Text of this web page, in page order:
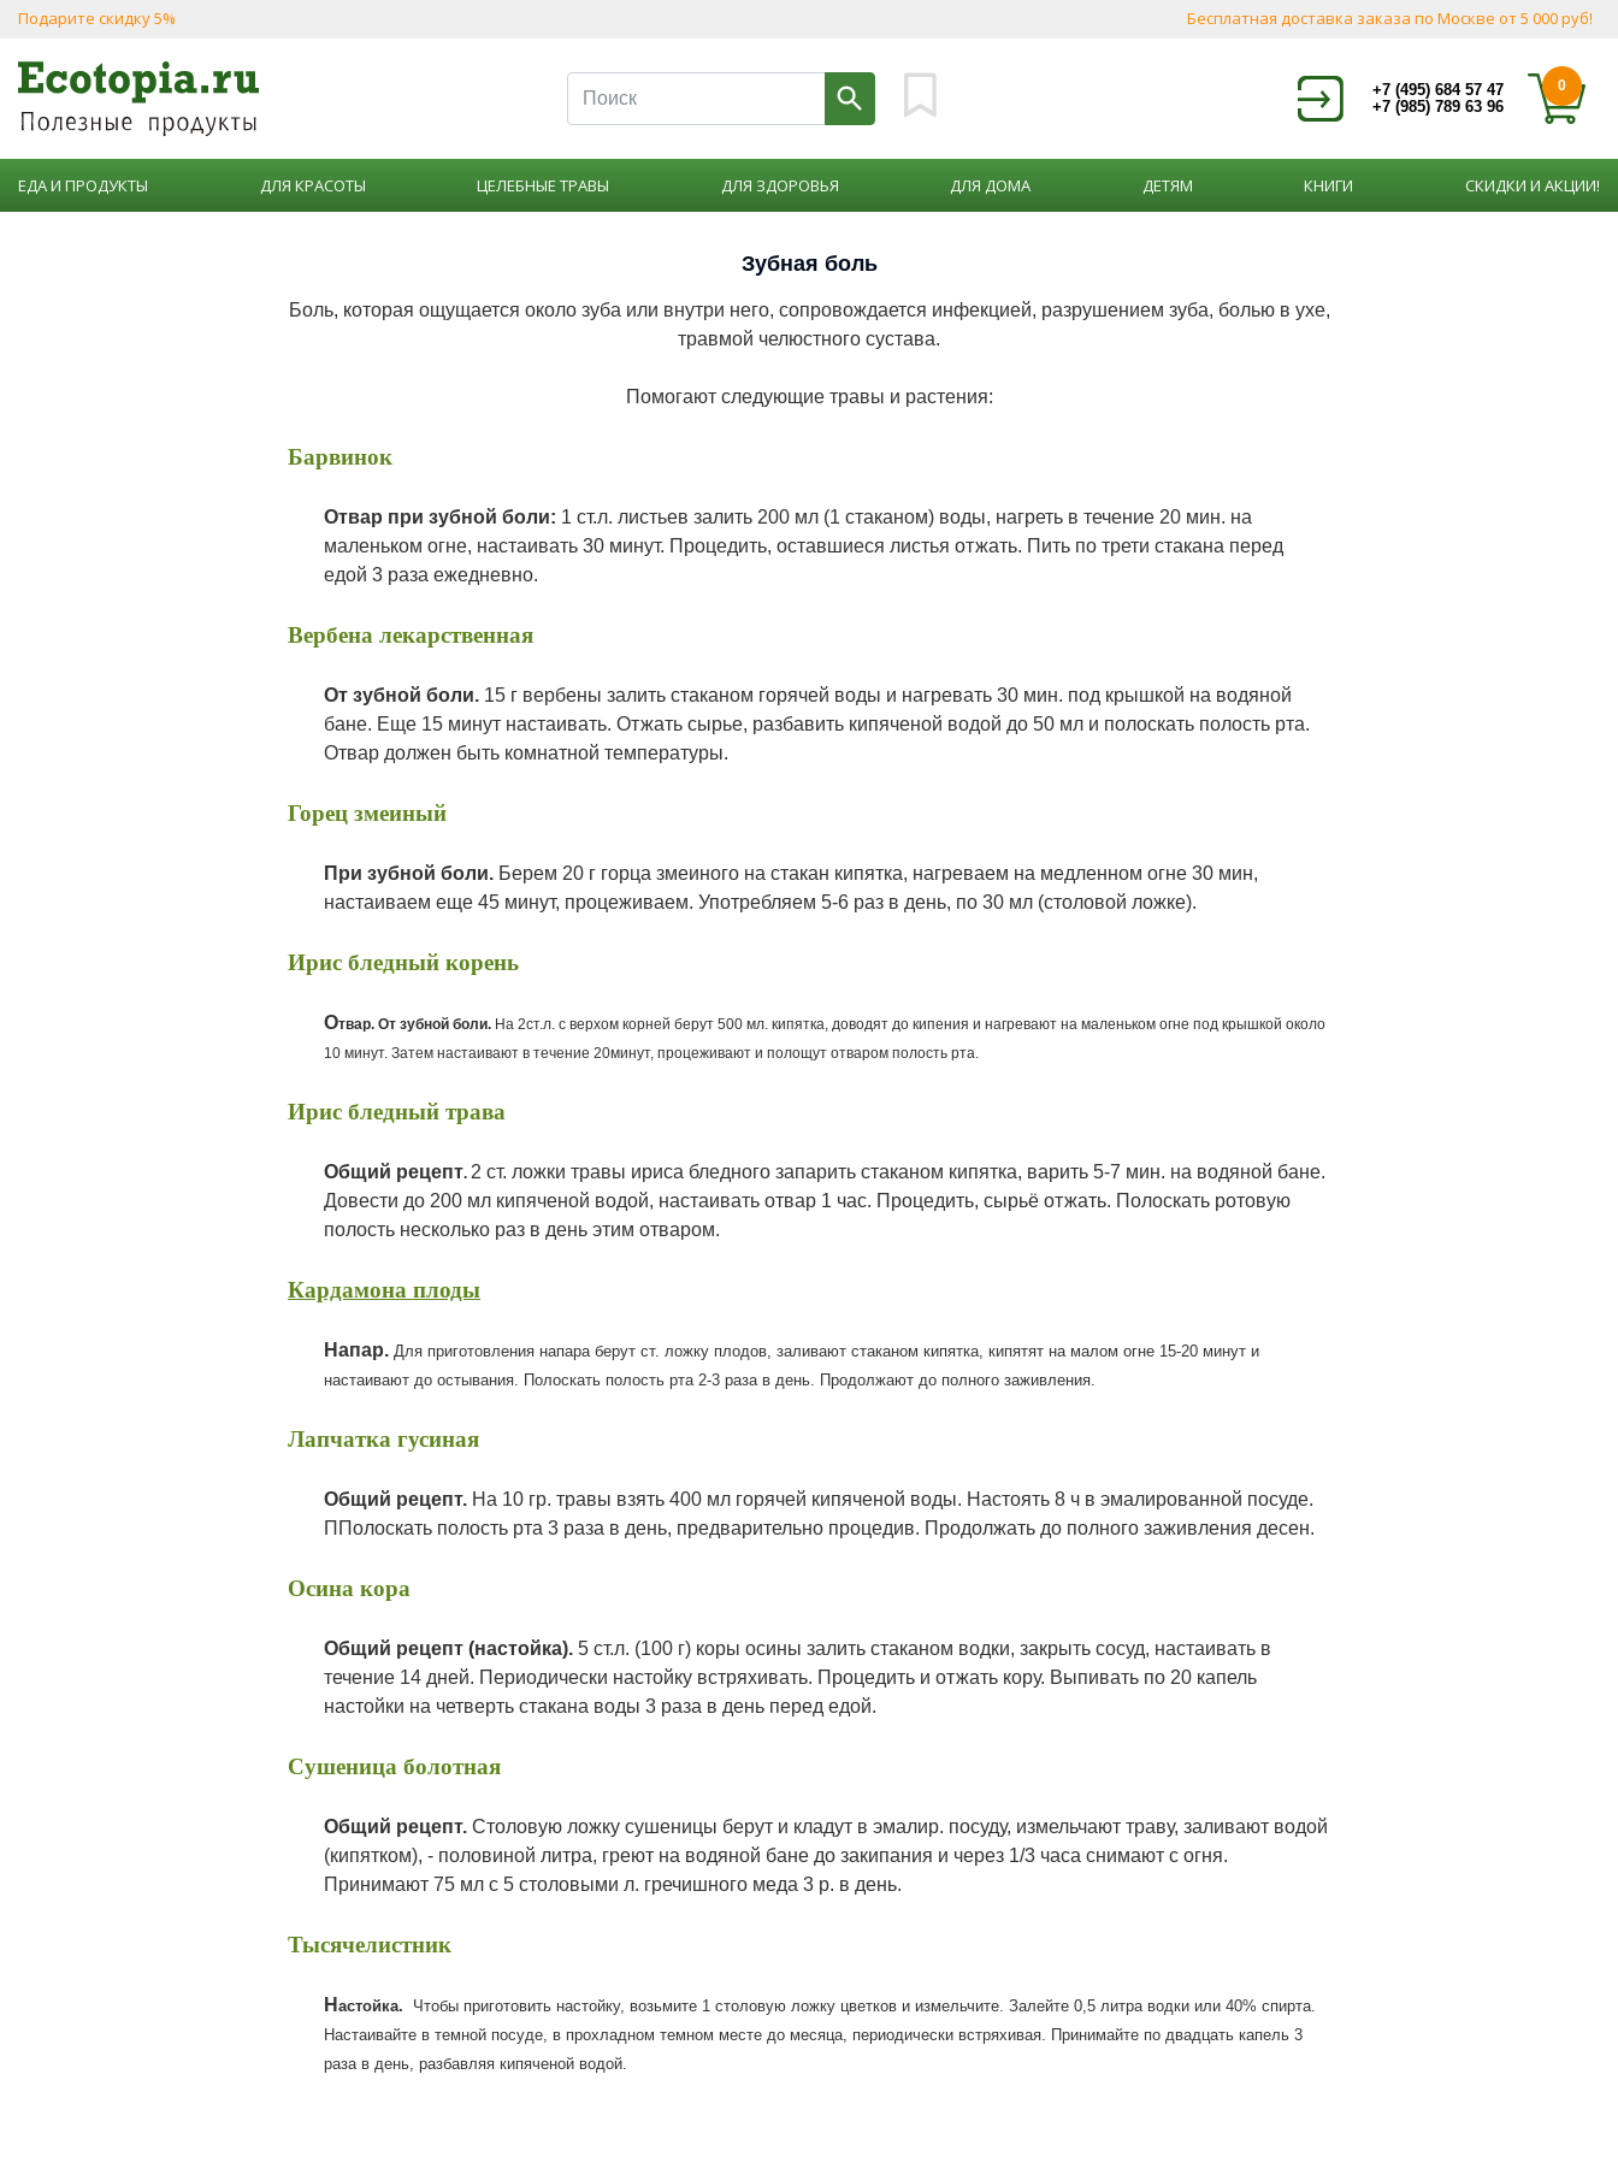
Подарите скидку 5% Бесплатная доставка заказа по Москве от 5 000 руб!
+7 (495) 684 57 47
+7 (985) 789 63 96
0
ЕДА И ПРОДУКТЫ ДЛЯ КРАСОТЫ ЦЕЛЕБНЫЕ ТРАВЫ ДЛЯ ЗДОРОВЬЯ ДЛЯ ДОМА ДЕТЯМ КНИГИ СКИДКИ И АКЦИИ!
Зубная боль
Боль, которая ощущается около зуба или внутри него, сопровождается инфекцией, разрушением зуба, болью в ухе,
травмой челюстного сустава.
Помогают следующие травы и растения:
Барвинок
Отвар при зубной боли: 1 ст.л. листьев залить 200 мл (1 стаканом) воды, нагреть в течение 20 мин. на
маленьком огне, настаивать 30 минут. Процедить, оставшиеся листья отжать. Пить по трети стакана перед
едой 3 раза ежедневно.
Вербена лекарственная
От зубной боли. 15 г вербены залить стаканом горячей воды и нагревать 30 мин. под крышкой на водяной
бане. Еще 15 минут настаивать. Отжать сырье, разбавить кипяченой водой до 50 мл и полоскать полость рта.
Отвар должен быть комнатной температуры.
Горец змеиный
При зубной боли. Берем 20 г горца змеиного на стакан кипятка, нагреваем на медленном огне 30 мин,
настаиваем еще 45 минут, процеживаем. Употребляем 5-6 раз в день, по 30 мл (столовой ложке).
Ирис бледный корень
Отвар. От зубной боли. На 2ст.л. с верхом корней берут 500 мл. кипятка, доводят до кипения и нагревают на маленьком огне под крышкой около
10 минут. Затем настаивают в течение 20минут, процеживают и полощут отваром полость рта.
Ирис бледный трава
Общий рецепт. 2 ст. ложки травы ириса бледного запарить стаканом кипятка, варить 5-7 мин. на водяной бане.
Довести до 200 мл кипяченой водой, настаивать отвар 1 час. Процедить, сырьё отжать. Полоскать ротовую
полость несколько раз в день этим отваром.
Кардамона плоды
Напар. Для приготовления напара берут ст. ложку плодов, заливают стаканом кипятка, кипятят на малом огне 15-20 минут и
настаивают до остывания. Полоскать полость рта 2-3 раза в день. Продолжают до полного заживления.
Лапчатка гусиная
Общий рецепт. На 10 гр. травы взять 400 мл горячей кипяченой воды. Настоять 8 ч в эмалированной посуде.
ППолоскать полость рта 3 раза в день, предварительно процедив. Продолжать до полного заживления десен.
Осина кора
Общий рецепт (настойка). 5 ст.л. (100 г) коры осины залить стаканом водки, закрыть сосуд, настаивать в
течение 14 дней. Периодически настойку встряхивать. Процедить и отжать кору. Выпивать по 20 капель
настойки на четверть стакана воды 3 раза в день перед едой.
Сушеница болотная
Общий рецепт. Cтоловую ложку сушеницы берут и кладут в эмалир. посуду, измельчают траву, заливают водой
(кипятком), - половиной литра, греют на водяной бане до закипания и через 1/3 часа снимают с огня.
Принимают 75 мл с 5 столовыми л. гречишного меда 3 р. в день.
Тысячелистник
Н астойка. Чтобы приготовить настойку, возьмите 1 столовую ложку цветков и измельчите. Залейте 0,5 литра водки или 40% спирта.
Настаивайте в темной посуде, в прохладном темном месте до месяца, периодически встряхивая. Принимайте по двадцать капель 3
раза в день, разбавляя кипяченой водой.